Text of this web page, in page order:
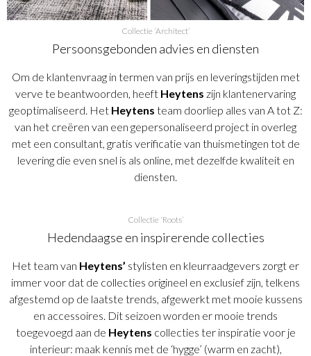
Collectie ‘Architect’
Persoonsgebonden advies en diensten
Om de klantenvraag in termen van prijs en leveringstijden met
verve te beantwoorden, heeft Heytens zijn klantenervaring
geoptimaliseerd. Het Heytens team doorliep alles van A tot Z:
van het creëren van een gepersonaliseerd project in overleg
met een consultant, gratis verificatie van thuismetingen tot de
levering die even snel is als online, met dezelfde kwaliteit en
diensten.
Collectie ‘Roots’
Hedendaagse en inspirerende collecties
Het team van Heytens’ stylisten en kleurraadgevers zorgt er
immer voor dat de collecties origineel en exclusief zijn, telkens
afgestemd op de laatste trends, afgewerkt met mooie kussens
en accessoires. Dit seizoen worden er mooie trends
toegevoegd aan de Heytens collecties ter inspiratie voor je
interieur: maak kennis met de ‘hygge’ (warm en zacht),